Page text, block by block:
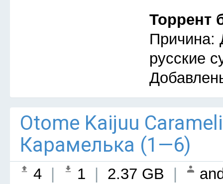
Торрент
Причина:
русские
Otome Kaijuu
Карамелька (1—6)
4 1 2.37 GB